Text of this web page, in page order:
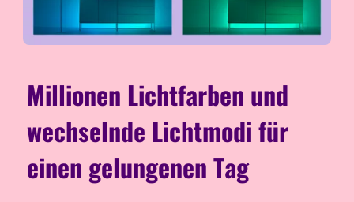
Millionen Lichtfarben und
wechselnde Lichtmodi für
einen gelungenen Tag